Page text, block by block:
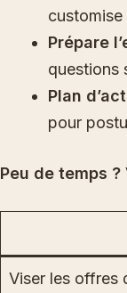
Prépare
questions
Plan
pour
Peu de temps
Viser les offres